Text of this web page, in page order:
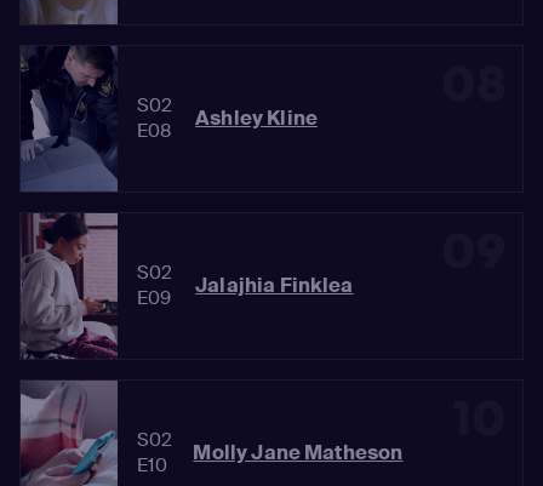
S02
E08
Ashley Kline
S02
E09
Jalajhia Finklea
S02
E10
Molly Jane Matheson